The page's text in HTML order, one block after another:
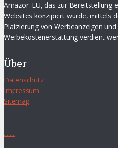
Amazon EU, das zur Bereitstellung
Websites konzipiert wurde, mittels
Platzierung von Werbeanzeigen
Werbekostenerstattung verdient
Über
Datenschutz
Impressum
Sitemap
........